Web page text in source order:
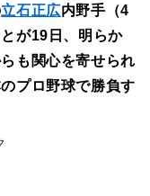
立石正広内野手（4
が19日、明らか
も関心を寄せられ
プロ野球で勝負す